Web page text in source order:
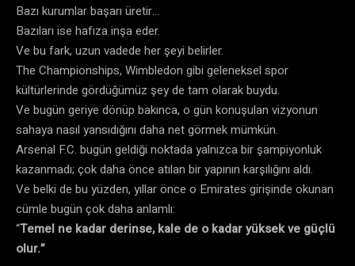
Bazı kurumlar başarı üretir…
Bazıları ise hafıza inşa eder.
Ve bu fark, uzun vadede her şeyi belirler.
The Championships, Wimbledon gibi geleneksel spor
kültürlerinde gördüğümüz şey de tam olarak buydu.
Ve bugün geriye dönüp bakınca, o gün konuşulan vizyonun
sahaya nasıl yansıdığını daha net görmek mümkün.
Arsenal F.C. bugün geldiği noktada yalnızca bir şampiyonluk
kazanmadı; çok daha önce atılan bir yapının karşılığını aldı.
Ve belki de bu yüzden, yıllar önce o Emirates girişinde okunan
cümle bugün çok daha anlamlı:
“Temel ne kadar derinse, kale de o kadar yüksek ve güçlü
olur.”